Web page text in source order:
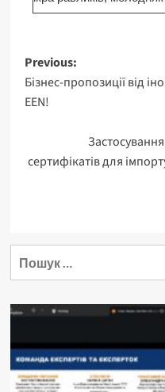
Previous:
Бізнес-пропозиції від
EEN!
сертифікатів для